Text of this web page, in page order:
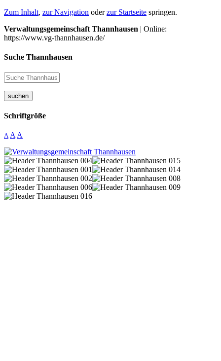
Zum Inhalt, zur Navigation oderzur Startseite springen.
Verwaltungsgemeinschaft Thannhausen | Online:
https://www.vg-thannhausen.de/
Suche Thannhausen
suchen
Schriftgröße
A A A